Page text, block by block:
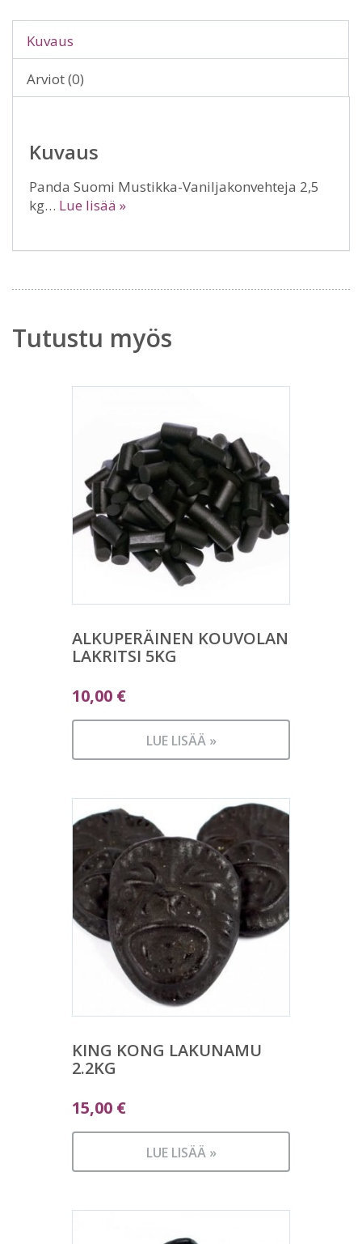
Kuvaus
Arviot (0)
Kuvaus
Panda Suomi Mustikka-Vaniljakonvehteja 2,5
kg… Lue lisää »
Tutustu myös
ALKUPERÄINEN KOUVOLAN
LAKRITSI 5KG
10,00 €
LUE LISÄÄ »
KING KONG LAKUNAMU
2.2KG
15,00 €
LUE LISÄÄ »